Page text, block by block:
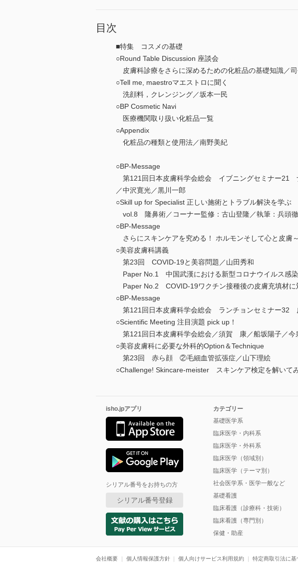
目次
■特集 コスメの基礎
○Round Table Discussion 座談会
皮膚科診療をさらに深めるための化粧品の基礎知識／
○Tell me, maestroマエストロに聞く
洗顔料，クレンジング／坂本一民
○BP Cosmetic Navi
医療機関取り扱い化粧品一覧
○Appendix
化粧品の種類と使用法／南野美紀
○BP-Message
第121回日本皮膚科学会総会 イブニングセミナー21
／中沢寛光／黒川一郎
○Skill up for Specialist 正しい施術とトラブル解決を学ぶ
vol.8 隆鼻術／コーナー監修：古山登隆／執筆：兵頭
○BP-Message
さらにスキンケアを究める！ ホルモンそして心と皮膚
○美容皮膚科講義
第23回 COVID-19と美容問題／山田秀和
Paper No.1 中国武漢における新型コロナウイルス感
Paper No.2 COVID-19ワクチン接種後の皮膚充填材に
○BP-Message
第121回日本皮膚科学会総会 ランチョンセミナー32
○Scientific Meeting 注目演題 pick up！
第121回日本皮膚科学会総会／須賀 康／船坂陽子／今
○美容皮膚科に必要な外科的Option＆Technique
第23回 赤ら顔 ②毛細血管拡張症／山下理絵
○Challenge! Skincare-meister スキンケア検定を解い
isho.jpアプリ
シリアル番号をお持ちの方
シリアル番号登録
カテゴリー
基礎医学系
臨床医学・内科系
臨床医学・外科系
臨床医学（領域別）
臨床医学（テーマ別）
社会医学系・医学一般など
基礎看護
臨床看護（診療科・技術）
臨床看護（専門別）
保健・助産
会社概要 個人情報保護方針 個人向けサービス利用規約 特定商取引法に基